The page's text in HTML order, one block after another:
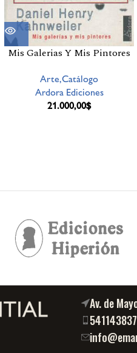
Mis Galerias Y Mis Pintores
Arte,Catálogo
Ardora Ediciones
21.000,00$
Av. de